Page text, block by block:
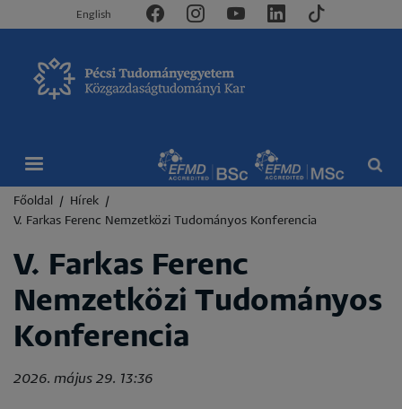
English
Morzsa
Főoldal
Hírek
V. Farkas Ferenc Nemzetközi Tudományos Konferencia
V. Farkas Ferenc
Nemzetközi Tudományos
Konferencia
2026. május 29. 13:36